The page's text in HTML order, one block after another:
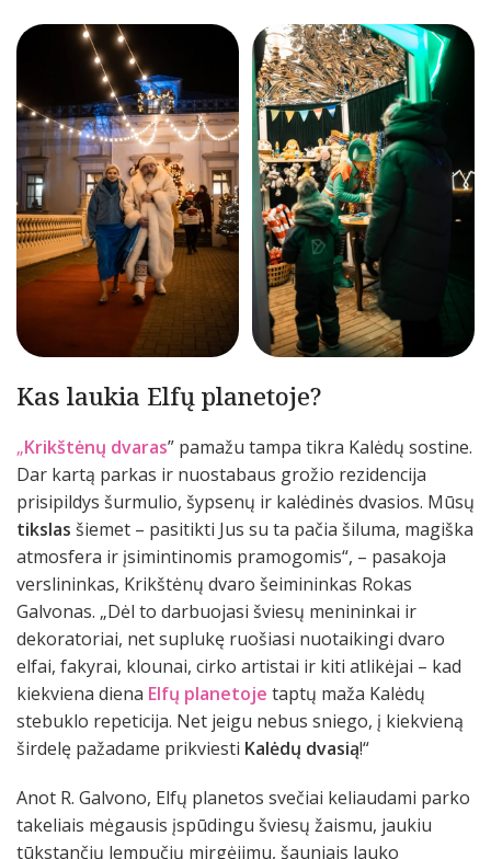
Kas laukia Elfų planetoje?
„Krikštėnų dvaras” pamažu tampa tikra Kalėdų sostine.
Dar kartą parkas ir nuostabaus grožio rezidencija
prisipildys šurmulio, šypsenų ir kalėdinės dvasios. Mūsų
tikslas šiemet – pasitikti Jus su ta pačia šiluma, magiška
atmosfera ir įsimintinomis pramogomis“, – pasakoja
verslininkas, Krikštėnų dvaro šeimininkas Rokas
Galvonas. „Dėl to darbuojasi šviesų menininkai ir
dekoratoriai, net suplukę ruošiasi nuotaikingi dvaro
elfai, fakyrai, klounai, cirko artistai ir kiti atlikėjai – kad
kiekviena diena Elfų planetoje taptų maža Kalėdų
stebuklo repeticija. Net jeigu nebus sniego, į kiekvieną
širdelę pažadame prikviesti Kalėdų dvasią!“
Anot R. Galvono, Elfų planetos svečiai keliaudami parko
takeliais mėgausis įspūdingu šviesų žaismu, jaukiu
tūkstančių lempučių mirgėjimu, šauniais lauko